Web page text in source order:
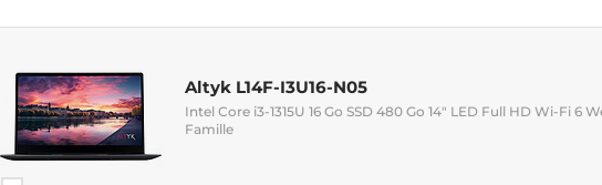
Altyk L14F-I3U16-N05
Intel Core i3-1315U 16 Go SSD 480 Go 14" LED Full HD Wi-Fi 6
Famille